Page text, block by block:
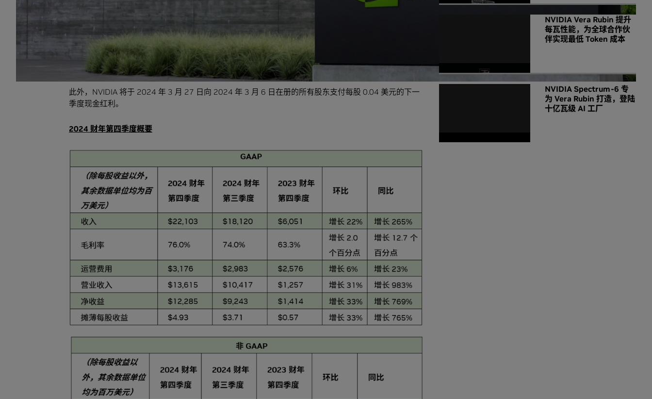
理、训练及推理的需求，以及企业软件和消费互联网公司的需求。汽车、金融服务和医疗等垂直行业目
前已达到数十亿美元的规模。”
他表示：“NVIDIA RTX 问世不到六年，如今已成为庞大的 PC 平台，供 1 亿游戏玩家和创作者使用生成
式 AI 技术。未来一年，我们将迎来新的重要产品周期，以卓越的创新推动行业向前发展。欢迎参加将于
下月举办的 GTC，NVIDIA 将与我们丰富的生态系统一起为您展现一个激动人心的未来。”
此外，NVIDIA 将于 2024 年 3 月 27 日向 2024 年 3 月 6 日在册的所有股东支付每股 0.04 美元的下一
季度现金红利。
2024 财年第四季度概要
NVIDIA Vera Rubin 提升
每瓦性能，为全球合作伙
伴实现最低 Token 成本
NVIDIA Spectrum-6 专
为 Vera Rubin 打造，登陆
十亿瓦级 AI 工厂